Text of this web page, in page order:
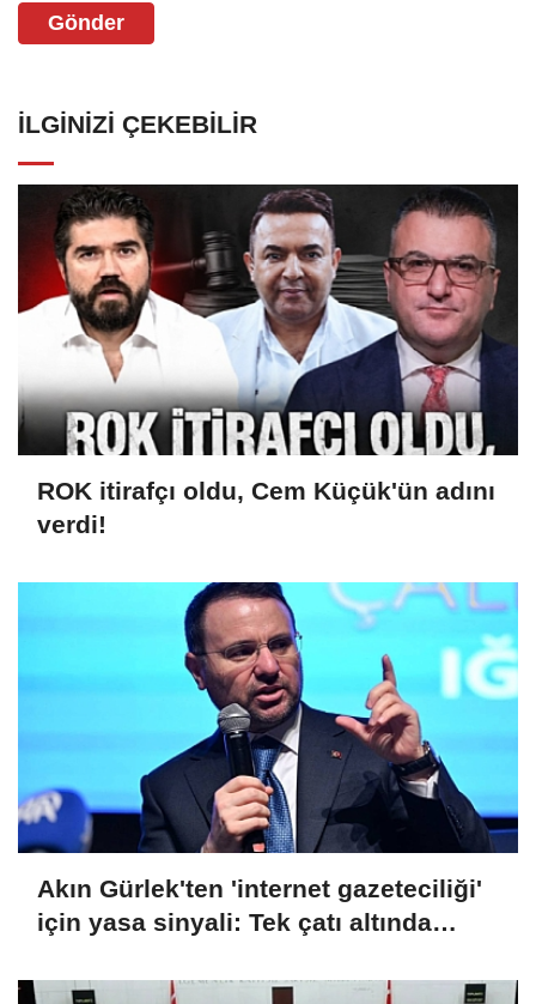
Gönder
İLGINIZI ÇEKEBILIR
ROK itirafçı oldu, Cem Küçük'ün adını
verdi!
Akın Gürlek'ten 'internet gazeteciliği'
için yasa sinyali: Tek çatı altında